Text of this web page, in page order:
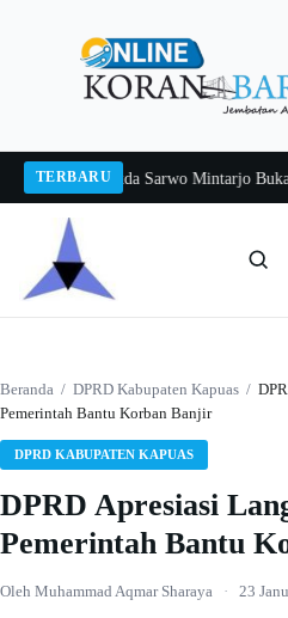
TERBARU
2026Pj Sekda Sarwo Mintarjo Buka
Beranda / DPRD Kabupaten Kapuas /
Pemerintah Bantu Korban Banjir
DPRD KABUPATEN KAPUAS
DPRD Apresiasi
Pemerintah Bantu
Oleh Muhammad Aqmar Sharaya · 23